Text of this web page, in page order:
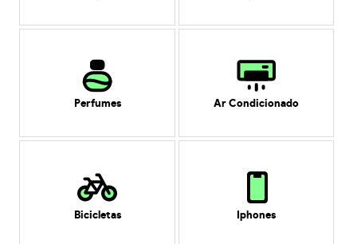
Perfumes Ar Condicionado
Bicicletas Iphones